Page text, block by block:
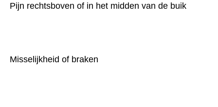
Pijn rechtsboven of in het midden van de buik
Misselijkheid of braken